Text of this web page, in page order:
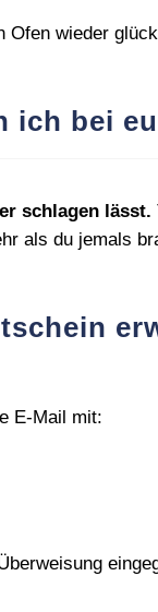
Ofen wieder
ich bei
schlagen lässt.
als du jemals
E‑Mail mit: